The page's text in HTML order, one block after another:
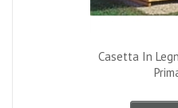
Casetta In